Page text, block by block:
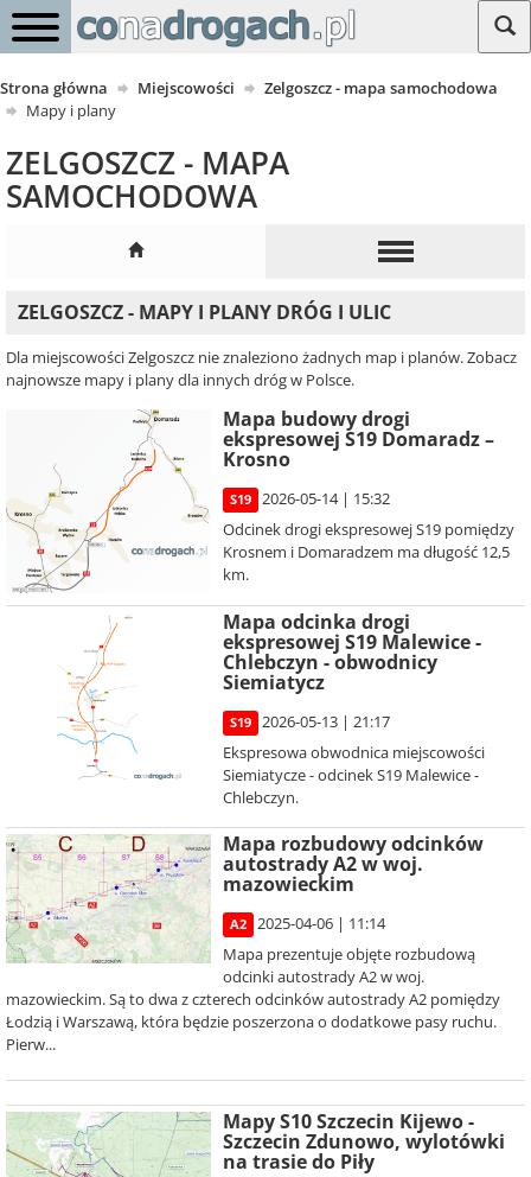
Strona główna Miejscowości
Zelgoszcz - mapa samochodowa
Mapy i plany
ZELGOSZCZ - MAPA
SAMOCHODOWA
ZELGOSZCZ - MAPY I PLANY DRÓG I ULIC
Dla miejscowości Zelgoszcz nie znaleziono żadnych map i planów. Zobacz
najnowsze mapy i plany dla innych dróg w Polsce.
Mapa budowy drogi
ekspresowej S19 Domaradz –
Krosno
S19
2026-05-14 | 15:32
Odcinek drogi ekspresowej S19 pomiędzy
Krosnem i Domaradzem ma długość 12,5
km.
Mapa odcinka drogi
ekspresowej S19 Malewice -
Chlebczyn - obwodnicy
Siemiatycz
S19
2026-05-13 | 21:17
Ekspresowa obwodnica miejscowości
Siemiatycze - odcinek S19 Malewice -
Chlebczyn.
Mapa rozbudowy odcinków
autostrady A2 w woj.
mazowieckim
A2
2025-04-06 | 11:14
Mapa prezentuje objęte rozbudową
odcinki autostrady A2 w woj.
mazowieckim. Są to dwa z czterech odcinków autostrady A2 pomiędzy
Łodzią i Warszawą, która będzie poszerzona o dodatkowe pasy ruchu.
Pierw...
Mapy S10 Szczecin Kijewo -
Szczecin Zdunowo, wylotówki
na trasie do Piły